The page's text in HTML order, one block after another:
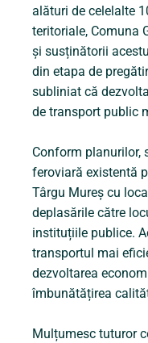
alături de celelalte
teritoriale, Comuna
și susținătorii
din etapa de
subliniat că
de transport public
Conform planurilor,
feroviară existentă
Târgu Mureș cu
deplasările către
instituțiile publice.
transportul mai
dezvoltarea
îmbunătățirea
Mulțumesc tuturor